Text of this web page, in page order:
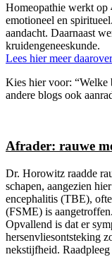
Homeopathie werkt op
emotioneel en
aandacht. Daarnaast
kruidengeneeskunde.
Lees hier meer
Kies hier voor: “Welke
andere blogs ook
Afrader: rauwe
Dr. Horowitz raadde
schapen, aangezien
encephalitis (TBE),
(FSME) is aangetroffen.
Opvallend is dat er
hersenvliesontsteking
nekstijfheid.